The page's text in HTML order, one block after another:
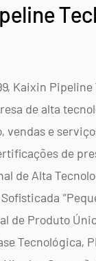
Kaixin Pipeline
de alta
vendas e
de
de Alta
de Produto
Tecnológica,